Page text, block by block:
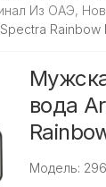
Из ОАЭ,
Rainbow
вода
Модель: